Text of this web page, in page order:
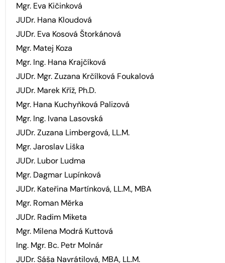
Mgr. Eva Kičinková
JUDr. Hana Kloudová
JUDr. Eva Kosová Štorkánová
Mgr. Matej Koza
Mgr. Ing. Hana Krajčíková
JUDr. Mgr. Zuzana Krčílková Foukalová
JUDr. Marek Kříž, Ph.D.
Mgr. Hana Kuchyňková Palizová
Mgr. Ing. Ivana Lasovská
JUDr. Zuzana Limbergová, LL.M.
Mgr. Jaroslav Liška
JUDr. Lubor Ludma
Mgr. Dagmar Lupínková
JUDr. Kateřina Martínková, LL.M., MBA
Mgr. Roman Měrka
JUDr. Radim Miketa
Mgr. Milena Modrá Kuttová
Ing. Mgr. Bc. Petr Molnár
JUDr. Sáša Navrátilová, MBA, LL.M.